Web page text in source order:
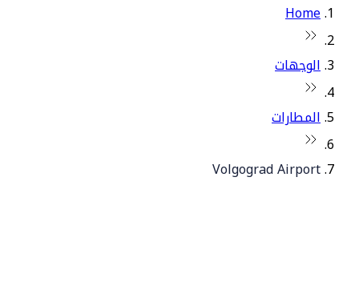
Home
الوجهات
المطارات
Volgograd Airport